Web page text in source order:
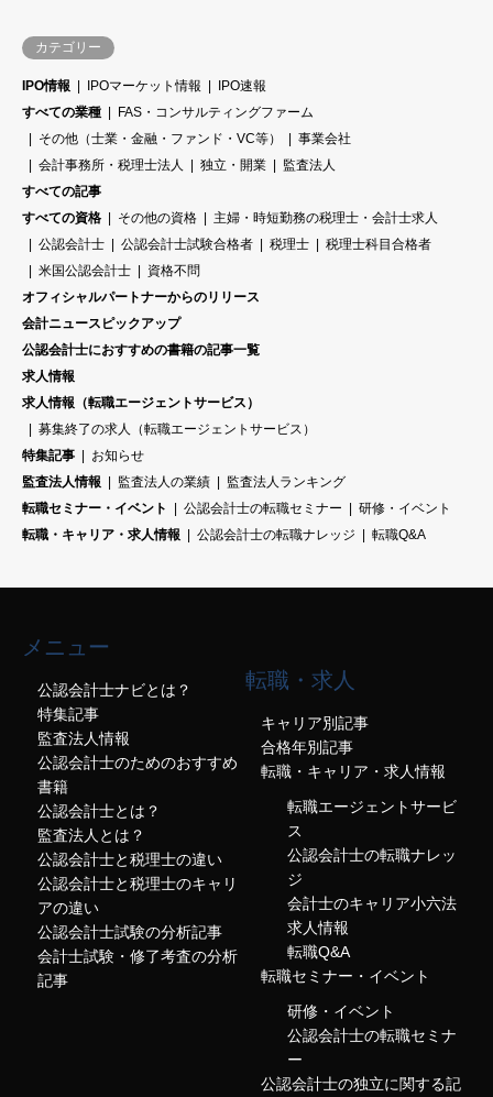
カテゴリー
IPO情報 IPOマーケット情報
IPO速報
すべての業種
FAS・コンサルティングファーム
その他（士業・金融・ファンド・VC等）
事業会社
会計事務所・税理士法人
独立・開業
監査法人
すべての記事
すべての資格
その他の資格
主婦・時短勤務の税理士・会計士求人
公認会計士
公認会計士試験合格者 税理士
税理士科目合格者
米国公認会計士
資格不問
オフィシャルパートナーからのリリース
会計ニュースピックアップ
公認会計士におすすめの書籍の記事一覧
求人情報
求人情報（転職エージェントサービス）
募集終了の求人（転職エージェントサービス）
特集記事
お知らせ
監査法人情報
監査法人の業績
監査法人ランキング
転職セミナー・イベント
公認会計士の転職セミナー
研修・イベント
転職・キャリア・求人情報
公認会計士の転職ナレッジ 転職Q&A
メニュー
公認会計士ナビとは？
特集記事
監査法人情報
公認会計士のためのおすすめ
書籍
公認会計士とは？
監査法人とは？
公認会計士と税理士の違い
公認会計士と税理士のキャリ
アの違い
公認会計士試験の分析記事
会計士試験・修了考査の分析
記事
転職・求人
キャリア別記事
合格年別記事
転職・キャリア・求人情報
転職エージェントサービ
ス
公認会計士の転職ナレッ
ジ
会計士のキャリア小六法
求人情報
転職Q&A
転職セミナー・イベント
研修・イベント
公認会計士の転職セミナ
ー
公認会計士の独立に関する記